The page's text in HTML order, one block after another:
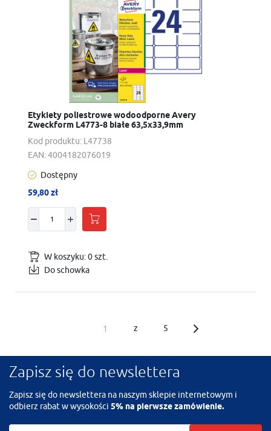
Kod produktu: L47738
Etykiety poliestrowe wodoodporne Avery
Zweckform L4773-8 białe 63,5x33,9mm
EAN:4004182076019
Dostępny
59,80 zł
W koszyku:0szt.
Do schowka
z 5
Zapisz się do newslettera
Zapisz się do newslettera na naszym sklepie internetowym i
odbierz rabat w wysokości 5% na pierwsze zamówienie.